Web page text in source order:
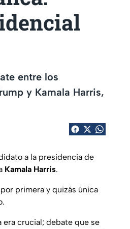
entre los
y Kamala Harris,
a la presidencia de
Kamala Harris.
primera y quizás única
era crucial; debate que se